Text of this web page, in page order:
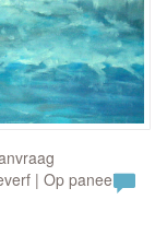
| Op paneel